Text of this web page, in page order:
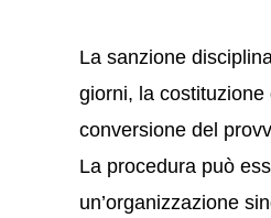
La sanzione
giorni, la
conversione del
La procedura può
un’organizzazione